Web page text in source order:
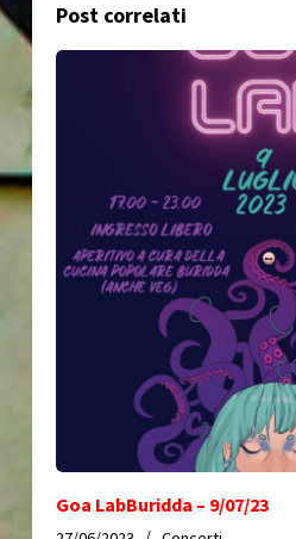
Post correlati
Goa LabBuridda – 9/07/23